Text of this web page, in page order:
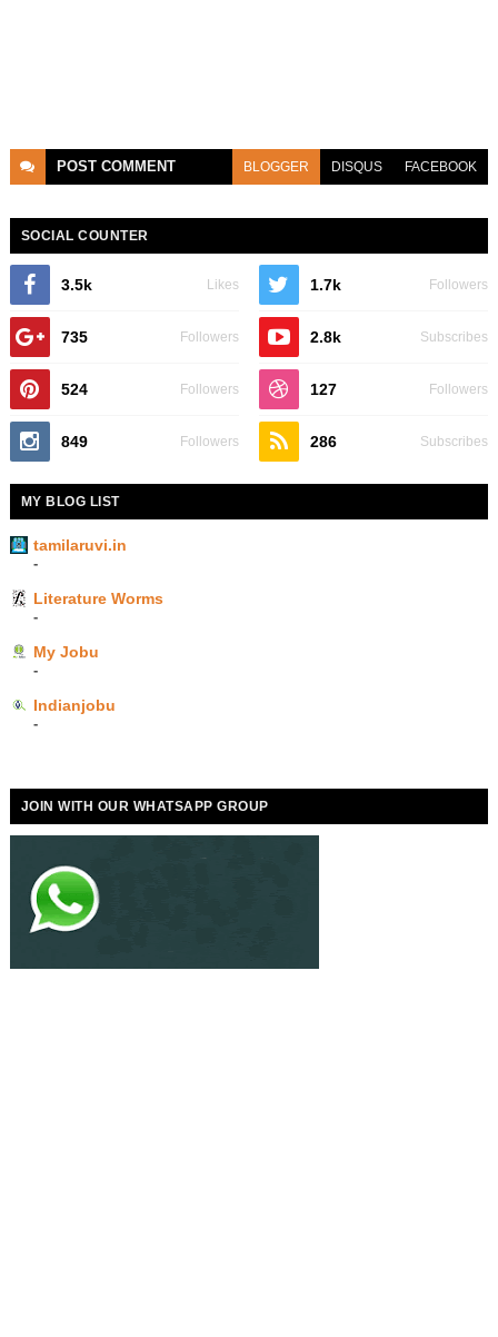
POST COMMENT BLOGGER DISQUS FACEBOOK
SOCIAL COUNTER
3.5k Likes 1.7k Followers
735 Followers 2.8k Subscribes
524 Followers 127 Followers
849 Followers 286 Subscribes
MY BLOG LIST
tamilaruvi.in
-
Literature Worms
-
My Jobu
-
Indianjobu
-
JOIN WITH OUR WHATSAPP GROUP